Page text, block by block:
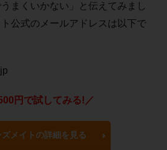
まくいかない」と伝えてみまし
公式のメールアドレスは以下で
円で試してみる!／
ズメイトの詳細を見る